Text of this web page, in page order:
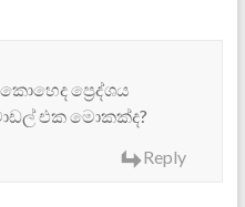
ප්‍රෙද්ශය
එක මොකක්ද?
Reply